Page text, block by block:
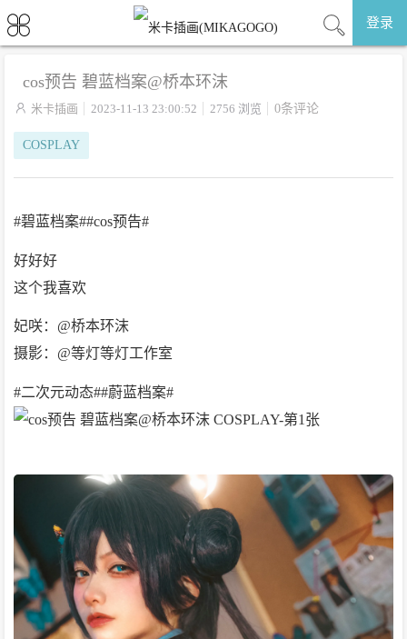
登录
cos预告 碧蓝档案@桥本环沫
 米卡插画 2023-11-13 23:00:52 2756 浏览 0条评论
COSPLAY
#碧蓝档案##cos预告#
好好好
这个我喜欢
妃咲：@桥本环沫
摄影：@等灯等灯工作室
#二次元动态##蔚蓝档案# ​​​